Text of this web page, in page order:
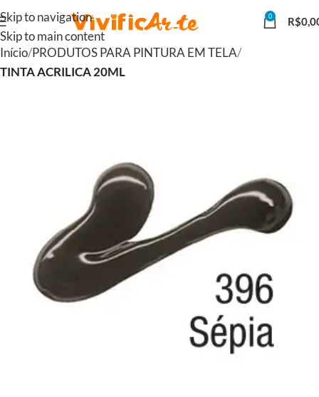
Skip to navigation
Skip to main content
0 R$
Início PRODUTOS PARA PINTURA EM TELA
TINTA ACRILICA 20ML